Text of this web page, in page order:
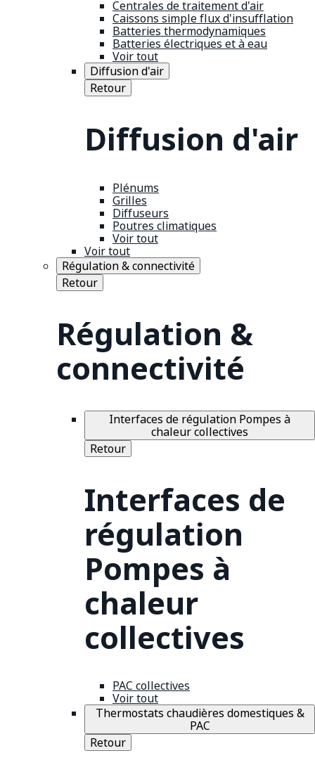
Centrales de traitement d'air
Caissons simple flux d'insufflation
Batteries thermodynamiques
Batteries électriques et à eau
Voir tout
Diffusion d'air
Retour
Diffusion d'air
Plénums
Grilles
Diffuseurs
Poutres climatiques
Voir tout
Voir tout
Régulation & connectivité
Retour
Régulation &
connectivité
Interfaces de régulation Pompes à
chaleur collectives
Retour
Interfaces de
régulation
Pompes à
chaleur
collectives
PAC collectives
Voir tout
Thermostats chaudières domestiques &
PAC
Retour